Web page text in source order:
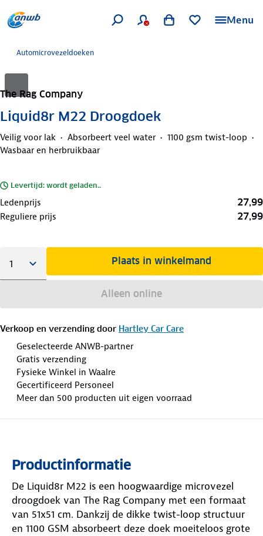
Menu
Automicrovezeldoeken
The Rag Company
Liquid8r M22 Droogdoek
Veilig voor lak Absorbeert veel water
1100 gsm twist-loop
Wasbaar en herbruikbaar
Levertijd: wordt geladen..
Ledenprijs 27,99
Reguliere prijs 27,99
Plaats in winkelmand
Alleen online
Verkoop en verzending door Hartley Car Care
Geselecteerde ANWB-partner
Gratis verzending
Fysieke Winkel in Waalre
Gecertificeerd Personeel
Meer dan 500 producten uit eigen voorraad
Productinformatie
De Liquid8r M22 is een hoogwaardige microvezel
droogdoek van The Rag Company met een formaat
van 51x51 cm. Dankzij de dikke twist-loop structuur
en 1100 GSM absorbeert deze doek moeiteloos grote